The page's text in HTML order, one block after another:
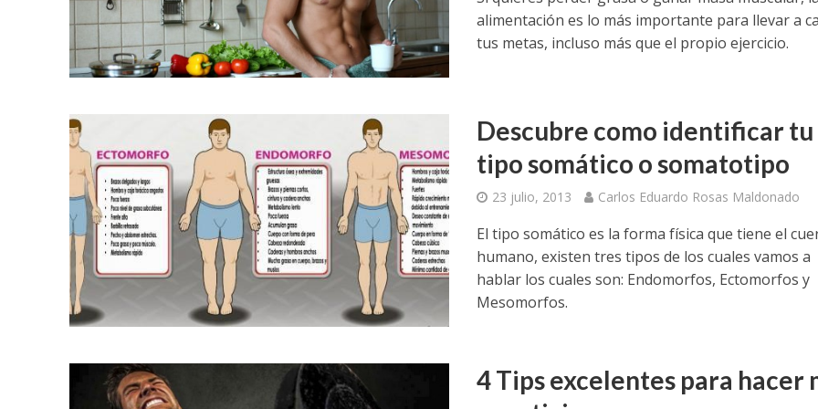
alimentación es lo más importante para llevar a
tus metas, incluso más que el propio ejercicio.
Descubre como identificar tu
tipo somático o somatotipo
23 julio, 2013 Carlos Eduardo Rosas Maldonado
El tipo somático es la forma física que tiene el
humano, existen tres tipos de los cuales vamos a
hablar los cuales son: Endomorfos, Ectomorfos y
Mesomorfos.
4 Tips excelentes para hacer